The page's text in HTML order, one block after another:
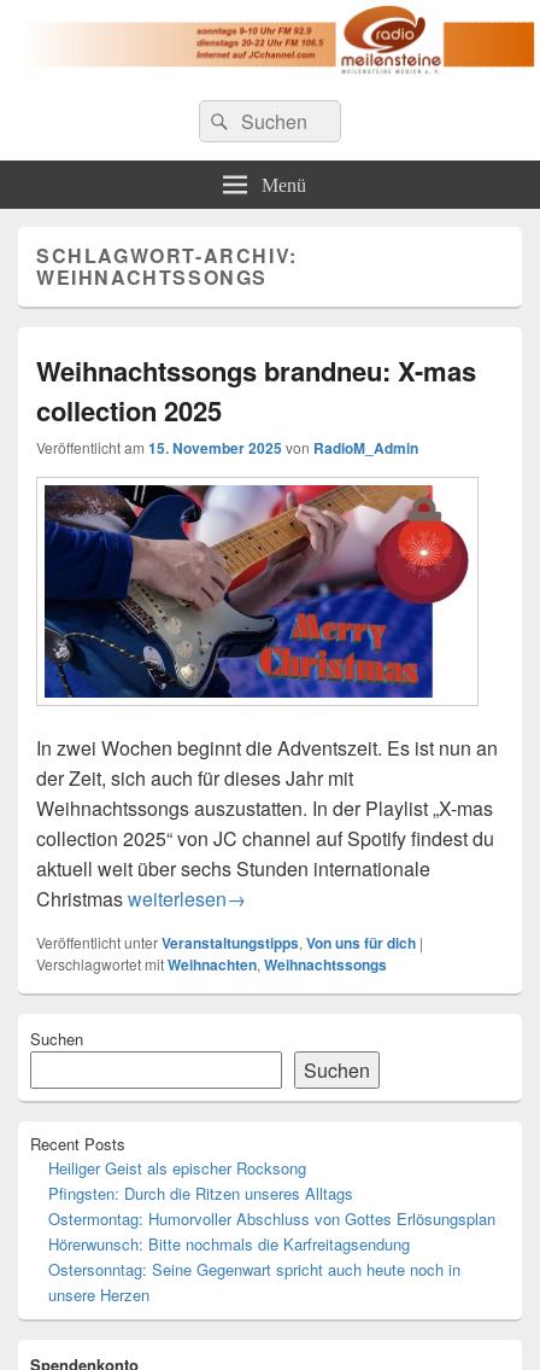
Radio Meilensteine
Christliches Radio im Großraum Nürnberg
Suche
nach:
Suchen
Menü
SCHLAGWORT-ARCHIV:
WEIHNACHTSSONGS
Weihnachtssongs brandneu: X-mas
collection 2025
Veröffentlicht am 15. November 2025von RadioM_Admin
In zwei Wochen beginnt die Adventszeit. Es ist nun an
der Zeit, sich auch für dieses Jahr mit
Weihnachtssongs auszustatten. In der Playlist „X-mas
collection 2025“ von JC channel auf Spotify findest du
aktuell weit über sechs Stunden internationale
ChristmasWeihnachtssongs brandneu: X-mas collection
weiterlesen→
Veröffentlicht unterVeranstaltungstipps, Von uns für dich |
Verschlagwortet mitWeihnachten, Weihnachtssongs
Seitenleisten-
Suchen
Suchen
Recent Posts
Heiliger Geist als epischer Rocksong
Pfingsten: Durch die Ritzen unseres Alltags
Ostermontag: Humorvoller Abschluss von Gottes Erlösungsplan
Hörerwunsch: Bitte nochmals die Karfreitagsendung
Ostersonntag: Seine Gegenwart spricht auch heute noch in
unsere Herzen
Spendenkonto